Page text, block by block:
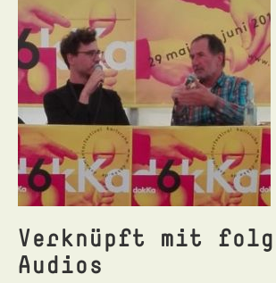
Verknüpft mit
Audios